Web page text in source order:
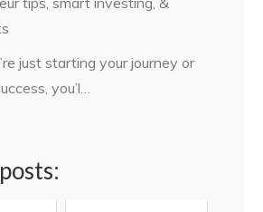
just starting your journey or
you’l…